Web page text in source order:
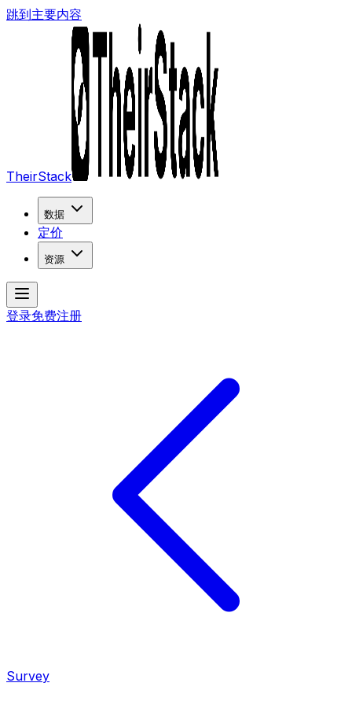
跳到主要内容
TheirStack
数据
定价
资源
登录免费注册
Survey